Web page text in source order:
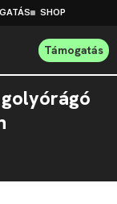
SHOP
Támogatás